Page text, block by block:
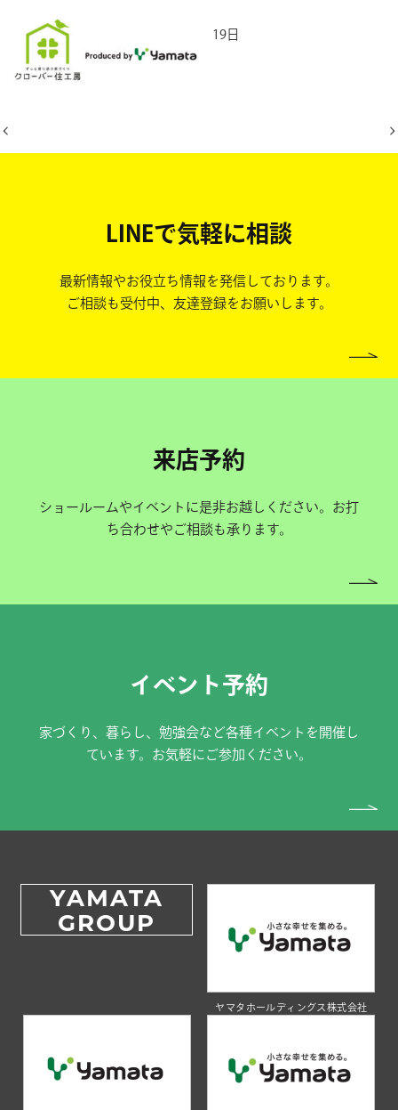
2026年5月19日
LINEで気軽に相談
最新情報やお役立ち情報を発信しております。
ご相談も受付中、友達登録をお願いします。
来店予約
ショールームやイベントに是非お越しください。お打
ち合わせやご相談も承ります。
イベント予約
家づくり、暮らし、勉強会など各種イベントを開催し
ています。お気軽にご参加ください。
YAMATA
GROUP
ヤマタホールディングス株式会社